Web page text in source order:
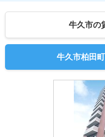
牛久市の
牛久市柏田